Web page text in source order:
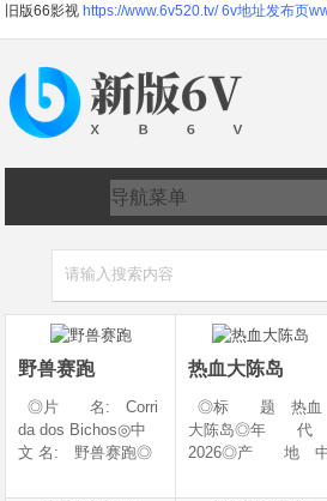
旧版66影视 https://www.6v520.tv/ 6v地址发布页
请输入搜索内容
野兽赛跑
◎片 名: Corri
da dos Bichos◎中
文 名: 野兽赛跑◎
ace◎年 代: 20
热血大陈岛
◎标 题 热血
大陈岛◎年 代
2026◎产 地
剧情◎语 言